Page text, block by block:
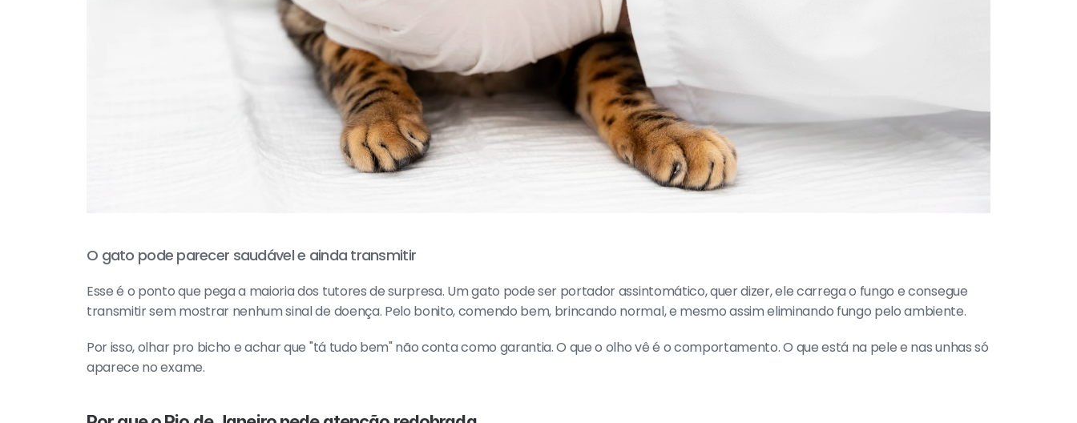
O gato pode parecer saudável e ainda transmitir
Esse é o ponto que pega a maioria dos tutores de surpresa. Um gato pode ser portador assintomático, quer dizer, ele carrega o fungo e consegue
transmitir sem mostrar nenhum sinal de doença. Pelo bonito, comendo bem, brincando normal, e mesmo assim eliminando fungo pelo ambiente.
Por isso, olhar pro bicho e achar que "tá tudo bem" não conta como garantia. O que o olho vê é o comportamento. O que está na pele e nas unhas só
aparece no exame.